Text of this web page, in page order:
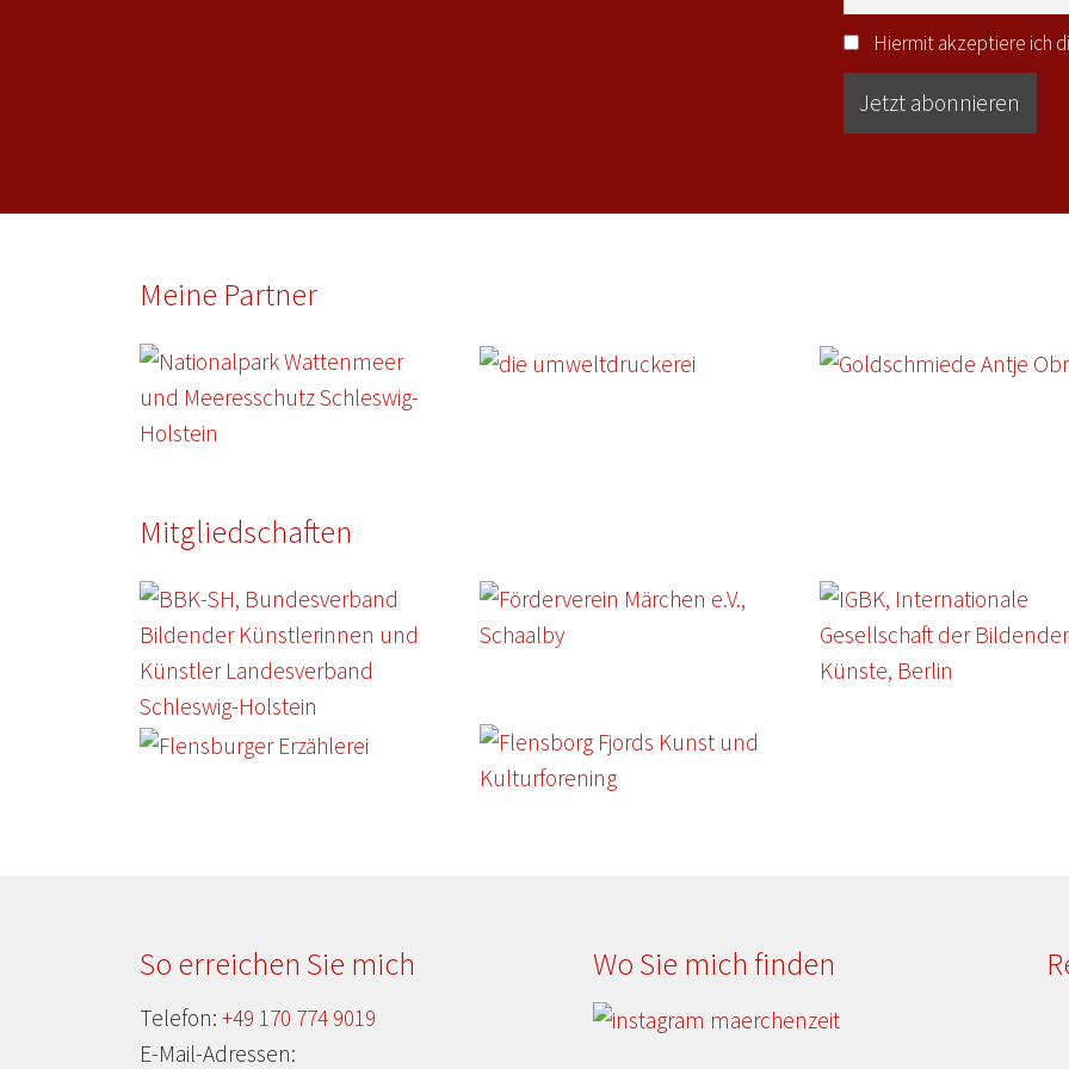
Hiermit akzeptiere ich
Meine Partner
Mitgliedschaften
So erreichen Sie mich
Telefon: +49 170 774 9019
E-Mail-Adressen:
Wo Sie mich finden